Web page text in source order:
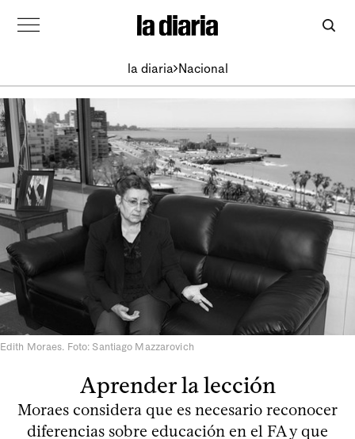
la diaria Nacional
Edith Moraes. Foto: Santiago Mazzarovich
Aprender la lección
Moraes considera que es necesario reconocer
diferencias sobre educación en el FA y que